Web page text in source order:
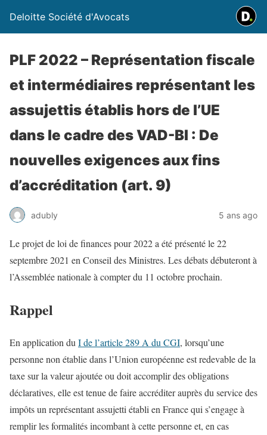
Deloitte Société d'Avocats
PLF 2022 – Représentation fiscale
et intermédiaires représentant les
assujettis établis hors de l’UE
dans le cadre des VAD-BI : De
nouvelles exigences aux fins
d’accréditation (art. 9)
adubly 5 ans ago
Le projet de loi de finances pour 2022 a été présenté le 22
septembre 2021 en Conseil des Ministres. Les débats débuteront à
l’Assemblée nationale à compter du 11 octobre prochain.
Rappel
En application du I de l’article 289 A du CGI, lorsqu’une
personne non établie dans l’Union européenne est redevable de la
taxe sur la valeur ajoutée ou doit accomplir des obligations
déclaratives, elle est tenue de faire accréditer auprès du service des
impôts un représentant assujetti établi en France qui s’engage à
remplir les formalités incombant à cette personne et, en cas